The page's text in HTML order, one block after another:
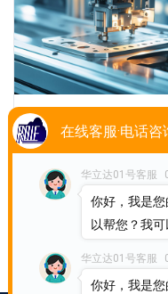
工程机械领域
在线客服·电话咨
华立达01号客服
你好，我是
以帮您？我
华立达01号客服
你好，我是